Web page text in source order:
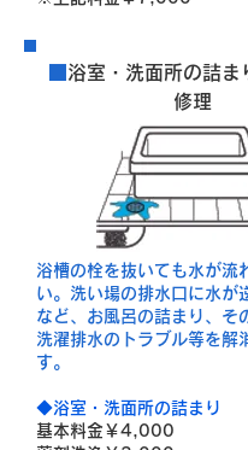
浴室・洗面所の詰ま
修理
浴槽の栓を抜いても水が流
い。洗い場の排水口に水が
など、お風呂の詰まり、そ
洗濯排水のトラブル等を解
す。
◆浴室・洗面所の詰まり
基本料金￥4,000